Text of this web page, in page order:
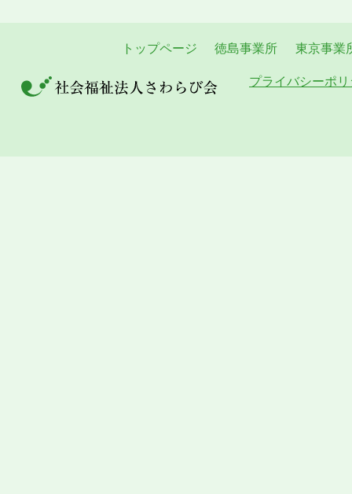
トップページ 徳島事業所 東京事業
プライバシーポ